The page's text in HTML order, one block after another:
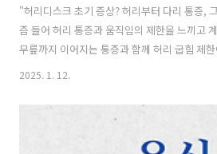
"허리디스크 초기 증상? 허리부터 다리 통증,
즘 들어 허리 통증과 움직임의 제한을 느끼고
무릎까지 이어지는 통증과 함께 허리 굽힘 제
기 증상일 가능성을 고려해야 합니다. 오늘은
을까? 증상 체크 허리디스크는 디스크가 돌출
하는 질환으로, 초기에는 다음과 같은 증상이
앉거나 서 있을 때 심해지는 통증 - 다리 방사
2025. 1. 12.